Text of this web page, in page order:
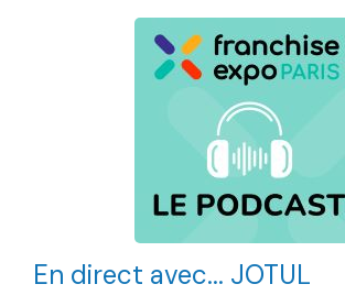
En direct avec... JOTUL